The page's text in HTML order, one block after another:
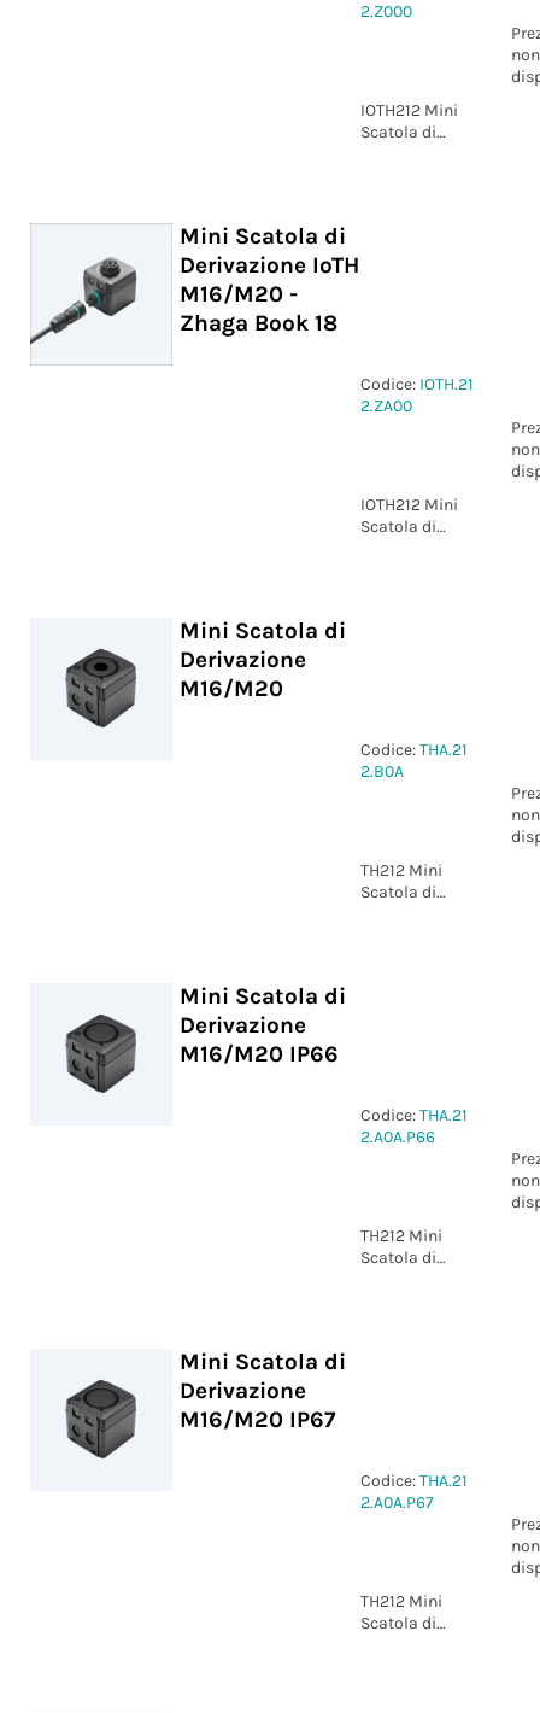
2.Z000
non
IOTH212 Mini
Scatola di
Mini Scatola di
Derivazione IoTH
M16/M20 -
Zhaga Book 18
Codice: IOTH.21
2.ZA00
non
IOTH212 Mini
Scatola di
Mini Scatola di
Derivazione
M16/M20
Codice:THA.21
2.B0A
non
TH212 Mini
Scatola di
Mini Scatola di
Derivazione
M16/M20 IP66
Codice:THA.21
2.A0A.P66
non
TH212 Mini
Scatola di
Mini Scatola di
Derivazione
M16/M20 IP67
Codice:THA.21
2.A0A.P67
non
TH212 Mini
Scatola di